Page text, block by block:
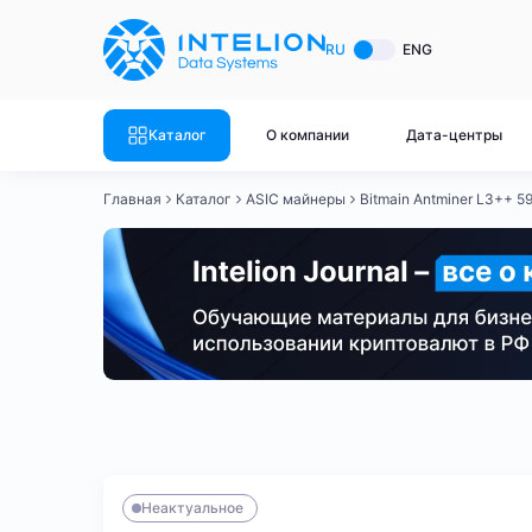
RU ENG
Каталог О компании Дата-центры
ASIC майнеры
Canaan
Innosilicon
Готовый
Готовый
Готовый
Готовый
Готовый
Главная Каталог ASIC майнеры Bitmain Antminer L3++
Неактуальное